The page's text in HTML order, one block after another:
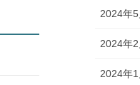
2024年5
2024年2
2024年1